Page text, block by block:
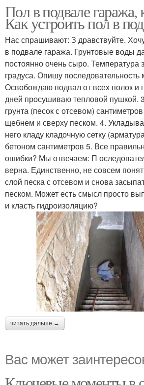
Пол в подвале гаража,
Как устроить пол в
Нас спрашивают: З дравствуйте.
в подвале гаража. Грунтовые воды
постоянно очень сыро. Температура
градуса. Опишу последовательность
Освобождаю подвал от всех полок и
дней просушиваю тепловой пушкой.
грунта (песок с отсевом)
щебнем и сверху песком. 4.
него кладу кладочную сетку
бетоном сантиметров 5. Все
ошибки? Мы отвечаем: П
верна. Единственно, не совсем
слой песка с отсевом и снова
песком. Может есть смысл просто
и класть гидроизоляцию?
читать дальше →
Вас может